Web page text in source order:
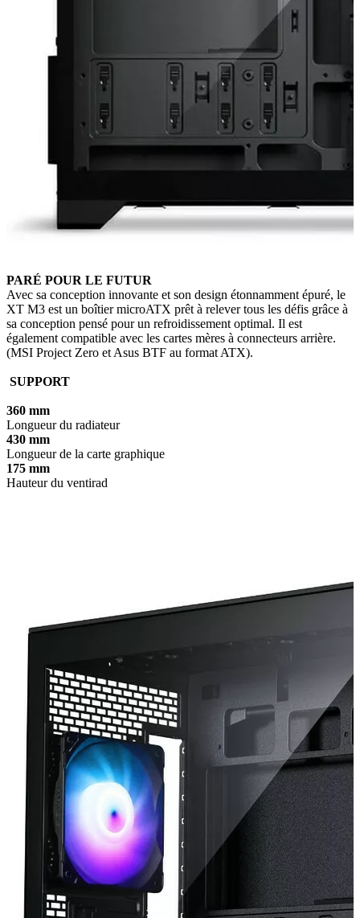
PARÉ POUR LE FUTUR
Avec sa conception innovante et son design étonnamment épuré, le
XT M3 est un boîtier microATX prêt à relever tous les défis grâce à
sa conception pensé pour un refroidissement optimal. Il est
également compatible avec les cartes mères à connecteurs arrière.
(MSI Project Zero et Asus BTF au format ATX).
SUPPORT
360 mm
Longueur du radiateur
430 mm
Longueur de la carte graphique
175 mm
Hauteur du ventirad